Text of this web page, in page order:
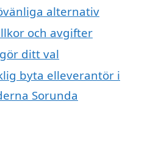
alternativ
och avgifter
ditt val
byta elleverantör i
Sorunda